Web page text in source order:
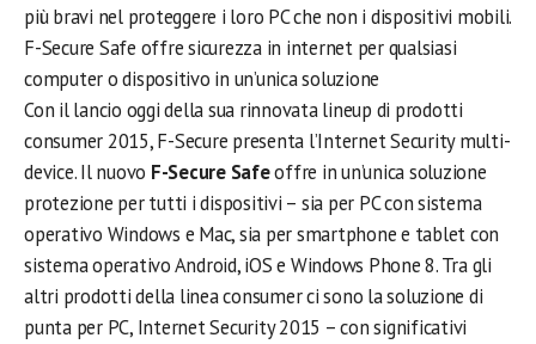
più bravi nel proteggere i loro PC che non i dispositivi mobili.
F-Secure Safe offre sicurezza in internet per qualsiasi
computer o dispositivo in un’unica soluzione
Con il lancio oggi della sua rinnovata lineup di prodotti
consumer 2015, F-Secure presenta l’Internet Security multi-
device. Il nuovo F-Secure Safeoffre in un’unica soluzione
protezione per tutti i dispositivi – sia per PC con sistema
operativo Windows e Mac, sia per smartphone e tablet con
sistema operativo Android, iOS e Windows Phone 8. Tra gli
altri prodotti della linea consumer ci sono la soluzione di
punta per PC, Internet Security 2015 – con significativi